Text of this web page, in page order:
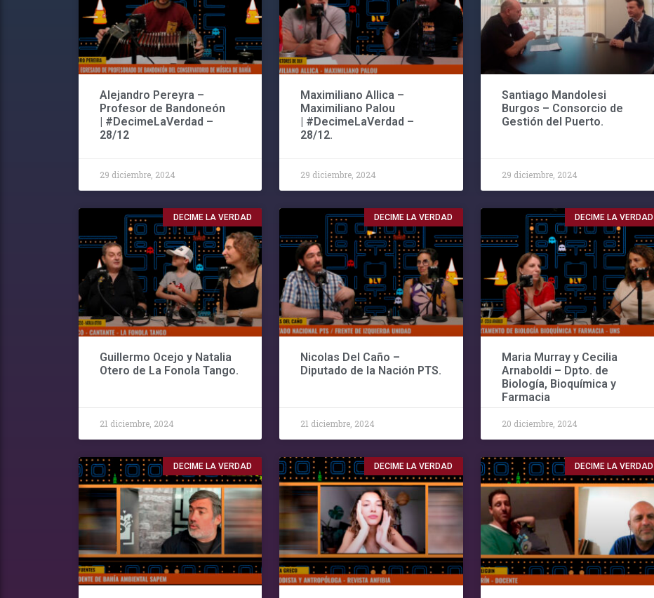
Alejandro Pereyra –
Profesor de Bandoneón
| #DecimeLaVerdad –
28/12
29 diciembre, 2024
Maximiliano Allica –
Maximiliano Palou
| #DecimeLaVerdad –
28/12.
29 diciembre, 2024
Santiago Mandolesi
Burgos – Consorcio de
Gestión del Puerto.
29 diciembre, 2024
DECIME LA VERDAD
Guillermo Ocejo y Natalia
Otero de La Fonola Tango.
21 diciembre, 2024
DECIME LA VERDAD
Nicolas Del Caño –
Diputado de la Nación PTS.
21 diciembre, 2024
DECIME LA VERDAD
Maria Murray y Cecilia
Arnaboldi – Dpto. de
Biología, Bioquímica y
Farmacia
20 diciembre, 2024
DECIME LA VERDAD DECIME LA VERDAD DECIME LA VERDAD